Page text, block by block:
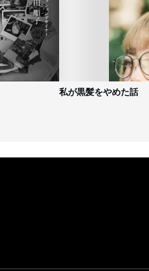
私が黒髪をやめた話